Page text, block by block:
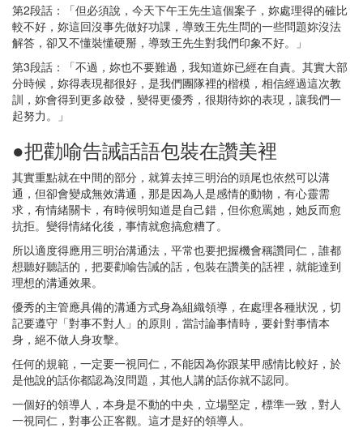
第2段話：「但必須說，今天下午王先生這個案子，妳處理得的確比
較不好，妳這回沒事先做好功課，導致王先生問的一些問題妳沒法
解答，卻又不懂裝懂硬掰，導致王先生對我們印象不好。」
第3段話：「不過，妳也不要難過，我知道妳已經在自責。其實大部
分時候，妳得表現都很好，是我們團隊裡的楷模，相信經過這次教
訓，妳會得到更多啟發，變得更優秀，很期待妳的表現，讓我們一
起努力。」
●把勸喻告誡話語包裝在讚美裡
其實重點就在中間的部分，就算去掉三明治的頭尾也依然可以溝
通，但卻會變成無效溝通，那是因為人是感情的動物，有心靈需
求，有情緒關卡，有時候明知道是自己錯，但你愈罵她，她反而愈
抗拒。變得情緒化後，事情就愈搞愈糟了。
所以適度得應用三明治溝通法，平常也要把握機會稱讚同仁，誰都
想聽好聽話的，把要勸喻告誡的話，包裝在讚美的話裡，就能達到
理想的溝通效果。
優秀的主管應具備的溝通方式身為組織領導，在處理各種狀況，切
記要遵守「對事不對人」的原則，當討論事情時，要針對事情本
身，絕不做人身攻擊。
任何的規範，一定要一視同仁，不能因為你跟某甲感情比較好，於
是他說的話你都認為沒問題，其他人講的話你就不認同。
一個好的領導人，本身是不動的中央，立場堅定，標準一致，對人
一視同仁，對事公正客觀。這才是好的領導人。